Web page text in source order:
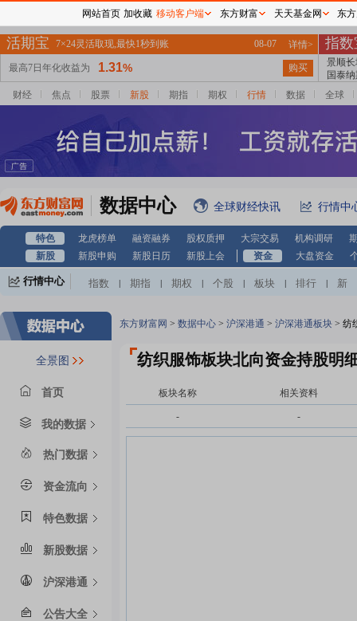
财经 焦点 股票 新股 期指 期权 行情 数据 全球
数据中心 全球财经快讯 行情中
特色 龙虎榜单 融资融券 股权质押 大宗交易 机构调研
新股
新股申购 新股日历 新股上会 资金 大盘资金
行情中心 指数 期指 期权 个股 板块 排行
新
自选股
全景图
首页
我的数据
热门数据
资金流向
特色数据
新股数据
沪深港通
公告大全
东方财富网 > 数据中心 > 沪深港通 > 沪深港通板块 > 纺
纺织服饰板块北向资金持股明
板块名称 相关资料
- -
网站首页 加收藏 移动客户端 东方财富 天天基金网 东